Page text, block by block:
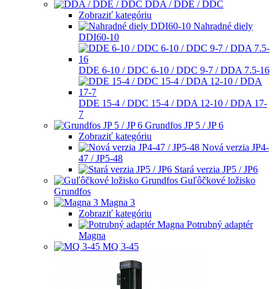
DDA / DDE / DDC
Zobraziť kategóriu
Nahradné diely
DDI60-10
DDE 6-10 / DDC 6-10 / DDC 9-7 / DDA 7.5-16
DDE 15-4 / DDC 15-4 / DDA 12-10 / DDA 17-
7
Grundfos JP 5 / JP 6
Zobraziť kategóriu
Nová verzia JP4-
47 / JP5-48
Stará verzia JP5 / JP6
Guľôčkové ložisko
Grundfos
Magna 3
Zobraziť kategóriu
Potrubný adaptér
Magna
MQ 3-45